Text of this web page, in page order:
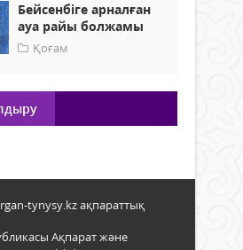
Бейсенбіге арналған
ауа райы болжамы
Қоғам
tynysy.kz ақпараттық
Ақпарат және